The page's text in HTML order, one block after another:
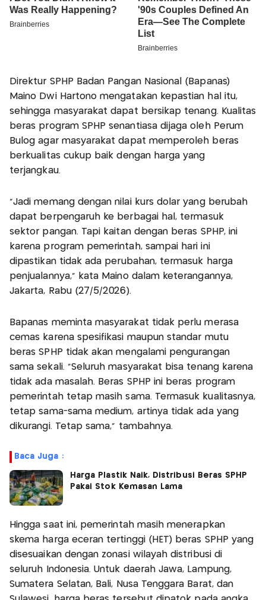
Direktur SPHP Badan Pangan Nasional (Bapanas)
Maino Dwi Hartono mengatakan kepastian hal itu,
sehingga masyarakat dapat bersikap tenang. Kualitas
beras program SPHP senantiasa dijaga oleh Perum
Bulog agar masyarakat dapat memperoleh beras
berkualitas cukup baik dengan harga yang
terjangkau.
"Jadi memang dengan nilai kurs dolar yang berubah
dapat berpengaruh ke berbagai hal, termasuk
sektor pangan. Tapi kaitan dengan beras SPHP, ini
karena program pemerintah, sampai hari ini
dipastikan tidak ada perubahan, termasuk harga
penjualannya," kata Maino dalam keterangannya,
Jakarta, Rabu (27/5/2026).
Bapanas meminta masyarakat tidak perlu merasa
cemas karena spesifikasi maupun standar mutu
beras SPHP tidak akan mengalami pengurangan
sama sekali. "Seluruh masyarakat bisa tenang karena
tidak ada masalah. Beras SPHP ini beras program
pemerintah tetap masih sama. Termasuk kualitasnya,
tetap sama-sama medium, artinya tidak ada yang
dikurangi. Tetap sama," tambahnya.
Baca Juga :
Harga Plastik Naik, Distribusi Beras SPHP
Pakai Stok Kemasan Lama
Hingga saat ini, pemerintah masih menerapkan
skema harga eceran tertinggi (HET) beras SPHP yang
disesuaikan dengan zonasi wilayah distribusi di
seluruh Indonesia. Untuk daerah Jawa, Lampung,
Sumatera Selatan, Bali, Nusa Tenggara Barat, dan